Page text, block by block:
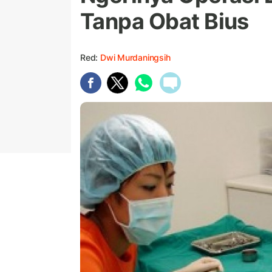
Tanpa Obat Bius
Red: Dwi Murdaningsih